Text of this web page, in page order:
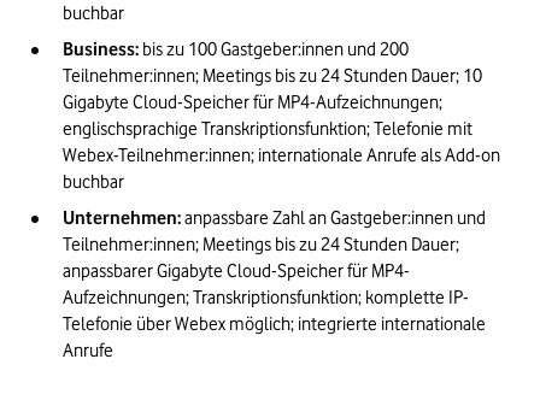
buchbar
Business: bis zu 100 Gastgeber:innen und 200
Teilnehmer:innen; Meetings bis zu 24 Stunden Dauer; 10
Gigabyte Cloud-Speicher für MP4-Aufzeichnungen;
englischsprachige Transkriptionsfunktion; Telefonie mit
Webex-Teilnehmer:innen; internationale Anrufe als Add-on
buchbar
Unternehmen: anpassbare Zahl an Gastgeber:innen und
Teilnehmer:innen; Meetings bis zu 24 Stunden Dauer;
anpassbarer Gigabyte Cloud-Speicher für MP4-
Aufzeichnungen; Transkriptionsfunktion; komplette IP-
Telefonie über Webex möglich; integrierte internationale
Anrufe